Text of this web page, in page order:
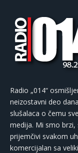
Radio „014“
neizostavni deo
slušalaca o čemu
medija. Mi smo brzi,
prijemčivi svakom
komercijalan sa